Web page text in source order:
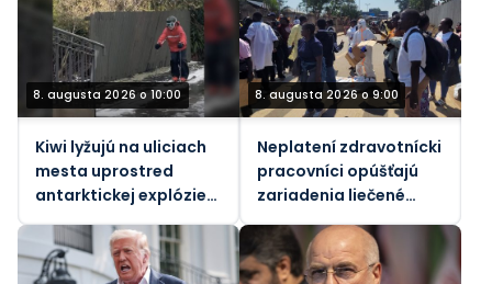
8. augusta 2026 o 10:00
Kiwi lyžujú na uliciach
mesta uprostred
antarktickej explózie
(VIDEO)
8. augusta 2026 o 9:00
Neplatení zdravotnícki
pracovníci opúšťajú
zariadenia liečené
ebolou v Konžskej
demokratickej
republike